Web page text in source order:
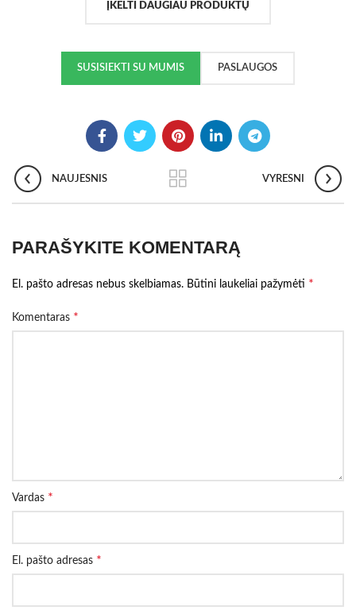
ĮKELTI DAUGIAU PRODUKTŲ
SUSISIEKTI SU MUMIS PASLAUGOS
NAUJESNIS VYRESNI
PARAŠYKITE KOMENTARĄ
El. pašto adresas nebus skelbiamas. Būtini laukeliai pažymėti *
Komentaras *
Vardas *
El. pašto adresas *